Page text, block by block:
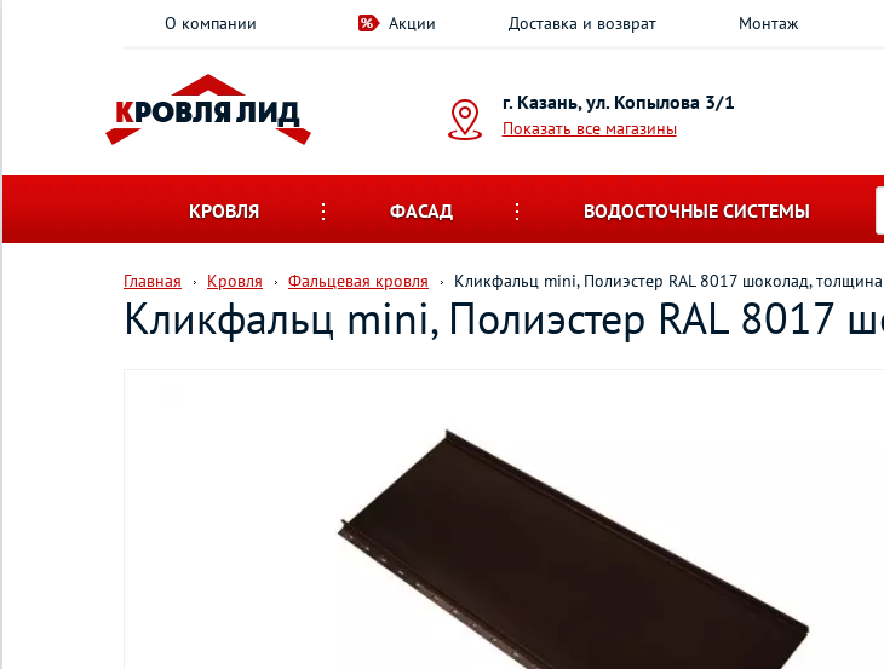
О компании Акции Доставка и возврат Монтаж
г. Казань, ул. Копылова 3/1
Показать все магазины
КРОВЛЯ ФАСАД ВОДОСТОЧНЫЕ СИСТЕМЫ
Главная Кровля Фальцевая кровля Кликфальц mini, Полиэстер RAL 8017 шоколад,
Кликфальц mini, Полиэстер RAL 8017